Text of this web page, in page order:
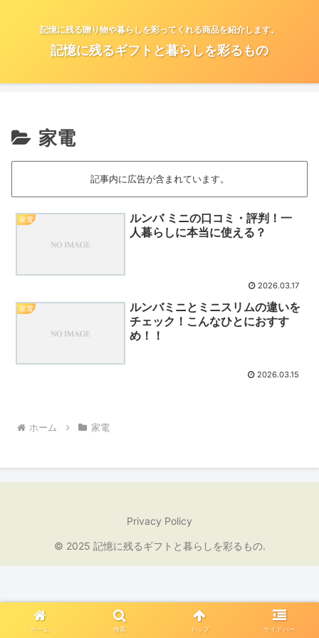
記憶に残る贈り物や暮らしを彩ってくれる商品を紹介します。
記憶に残るギフトと暮らしを彩るもの
家電
記事内に広告が含まれています。
家電
ルンバ ミニの口コミ・評判！一
人暮らしに本当に使える？
2026.03.17
家電
ルンバミニとミニスリムの違いを
チェック！こんなひとにおすす
め！！
2026.03.15
ホーム 家電
Privacy Policy
© 2025 記憶に残るギフトと暮らしを彩るもの.
ホーム 検索 トップ サイドバー